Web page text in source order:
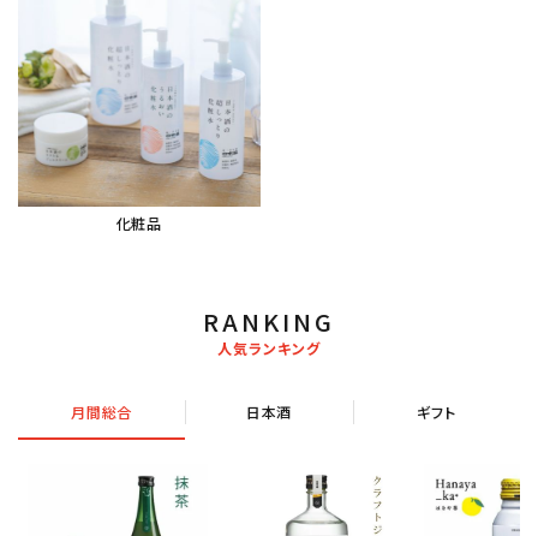
化粧品
RANKING
人気ランキング
月間総合 日本酒 ギフト